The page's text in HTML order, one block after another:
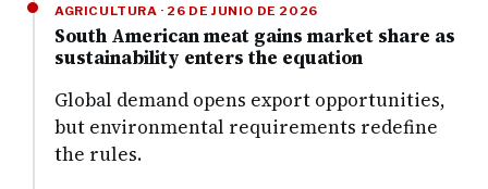
AGRICULTURA · 26 DE JUNIO DE 2026
South American meat gains market share as
sustainability enters the equation
Global demand opens export opportunities,
but environmental requirements redefine
the rules.